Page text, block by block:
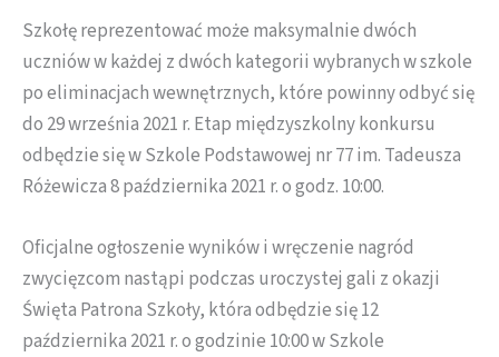
Szkołę reprezentować może maksymalnie dwóch
uczniów w każdej z dwóch kategorii wybranych w szkole
po eliminacjach wewnętrznych, które powinny odbyć się
do 29 września 2021 r. Etap międzyszkolny konkursu
odbędzie się w Szkole Podstawowej nr 77 im. Tadeusza
Różewicza 8 października 2021 r. o godz. 10:00.
Oficjalne ogłoszenie wyników i wręczenie nagród
zwycięzcom nastąpi podczas uroczystej gali z okazji
Święta Patrona Szkoły, która odbędzie się 12
października 2021 r. o godzinie 10:00 w Szkole